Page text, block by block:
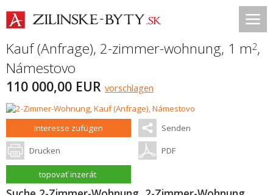
Kauf (Anfrage), 2-zimmer-wohnung, 1 m2,
Námestovo
110 000,00 EUR vorschlagen
Interesse zufügen Senden
Drucken PDF
topovať inzerát